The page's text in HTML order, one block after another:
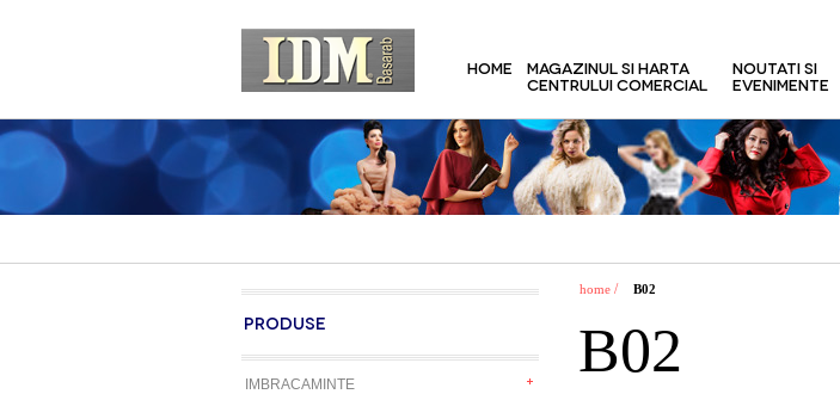
HOME
MAGAZINUL SI HARTA
CENTRULUI COMERCIAL
NOUTATI SI
EVENIMENTE
PRODUSE
IMBRACAMINTE
home / B02
B02